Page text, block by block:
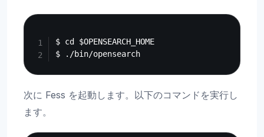
$ cd $OPENSEARCH_HOME
次に Fess を起動します。以下のコマンドを実行し
ます。